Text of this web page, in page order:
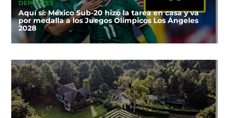
DEPORTES
Aquí sí: México Sub-20 hizo la tarea en casa y va
por medalla a los Juegos Olímpicos Los Ángeles
2028